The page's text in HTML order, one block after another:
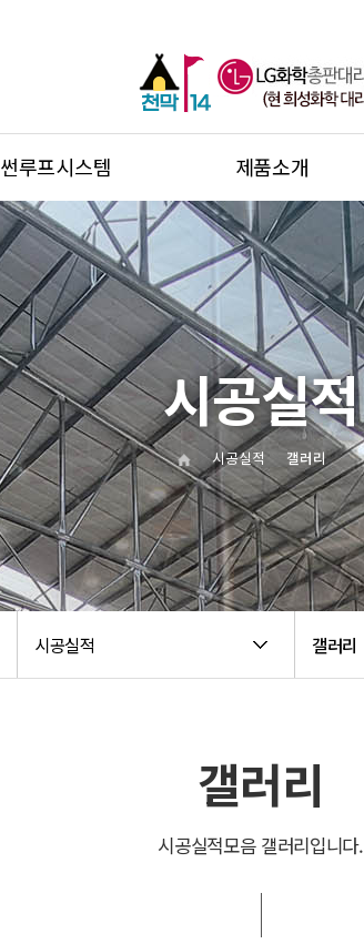
썬루프시스템 제품소개
시공실적 갤러리
시공실적 갤러리
시공실적
갤러리
시공실적모음 갤러리입니다.